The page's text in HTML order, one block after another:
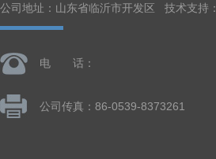
公司地址：山东省临沂市开发区 技术支持：
电 话：
公司传真：86-0539-8373261